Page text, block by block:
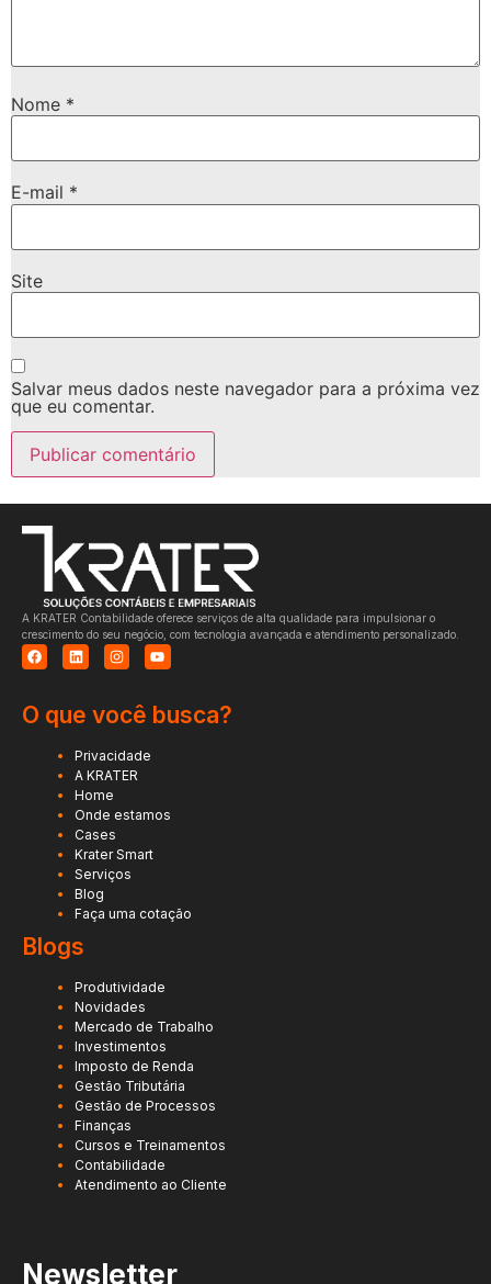
Nome *
E-mail *
Site
Salvar meus dados neste navegador para a próxima vez
que eu comentar.
A KRATER Contabilidade oferece serviços de alta qualidade para impulsionar o
crescimento do seu negócio, com tecnologia avançada e atendimento personalizado.
O que você busca?
Privacidade
A KRATER
Home
Onde estamos
Cases
Krater Smart
Serviços
Blog
Faça uma cotação
Blogs
Produtividade
Novidades
Mercado de Trabalho
Investimentos
Imposto de Renda
Gestão Tributária
Gestão de Processos
Finanças
Cursos e Treinamentos
Contabilidade
Atendimento ao Cliente
Newsletter